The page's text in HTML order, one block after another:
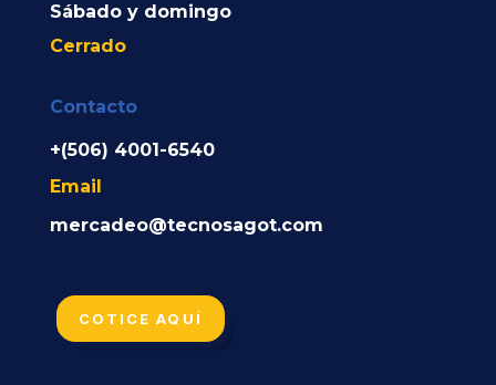
Sábado y domingo
Cerrado
Contacto
+(506) 4001-6540
Email
mercadeo@tecnosagot.com
COTICE AQUÍ